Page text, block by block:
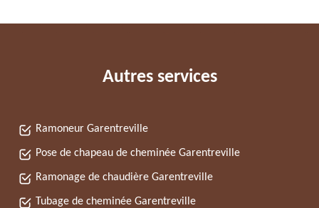
Autres services
Ramoneur Garentreville
Pose de chapeau de cheminée Garentreville
Ramonage de chaudière Garentreville
Tubage de cheminée Garentreville